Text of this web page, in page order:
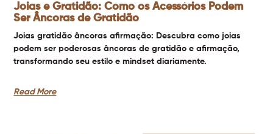
Joias e Gratidão: Como os Acessórios Podem
Ser Âncoras de Gratidão
Joias gratidão âncoras afirmação: Descubra como joias
podem ser poderosas âncoras de gratidão e afirmação,
transformando seu estilo e mindset diariamente.
Read More